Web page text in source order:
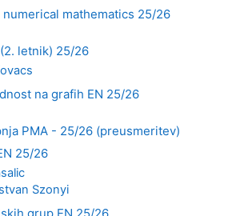
mathematics 25/26
letnik) 25/26
na grafih EN 25/26
PMA - 25/26 (preusmeritev)
25/26
Szonyi